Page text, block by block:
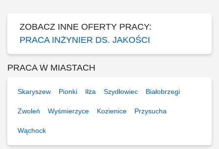
ZOBACZ INNE OFERTY PRACY:
PRACA INŻYNIER DS. JAKOŚCI
PRACA W MIASTACH
Skaryszew Pionki Iłża Szydłowiec Białobrzegi
Zwoleń Wyśmierzyce Kozienice Przysucha
Wąchock